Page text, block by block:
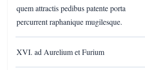
quem attractis pedibus patente porta
percurrent raphanique mugilesque.
XVI. ad Aurelium et Furium